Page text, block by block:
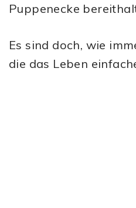
Puppenecke
Es sind doch, wie
die das Leben